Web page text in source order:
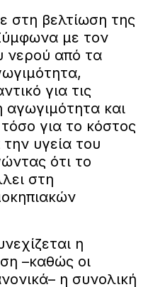
στη βελτίωση της
με τον
νερού από τα
για τις
αγωγιμότητα και
για το κόστος
υγεία του
ότι το
στη
η
–καθώς οι
η συνολική